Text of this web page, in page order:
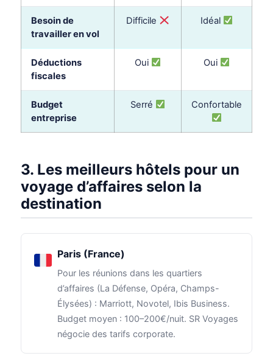
Besoin de
travailler en vol
Difficile Idéal
Déductions
fiscales
Oui Oui
Budget
entreprise
Serré Confortable
3. Les meilleurs hôtels pour un
voyage d’affaires selon la
destination
Paris (France)
Pour les réunions dans les quartiers
d’affaires (La Défense, Opéra, Champs-
Élysées) : Marriott, Novotel, Ibis Business.
Budget moyen : 100–200€/nuit. SR Voyages
négocie des tarifs corporate.